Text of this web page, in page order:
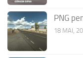
PNG
18 MAI,